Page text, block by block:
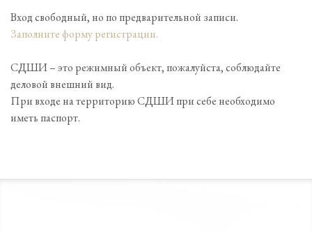
Вход свободный, но по предварительной записи.
Заполните форму регистрации.
СДШИ – это режимный объект, пожалуйста, соблюдайте
деловой внешний вид.
При входе на территорию СДШИ при себе необходимо
иметь паспорт.